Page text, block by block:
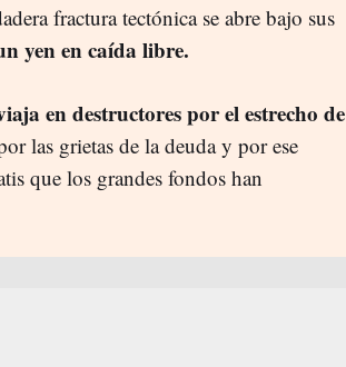
fractura tectónica se abre bajo sus
yen en caída libre.
en destructores por el estrecho de
las grietas de la deuda y por ese
que los grandes fondos han